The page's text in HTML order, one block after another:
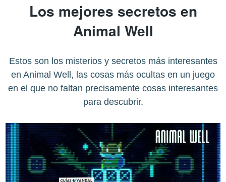
Los mejores secretos en
Animal Well
Estos son los misterios y secretos más interesantes
en Animal Well, las cosas más ocultas en un juego
en el que no faltan precisamente cosas interesantes
para descubrir.